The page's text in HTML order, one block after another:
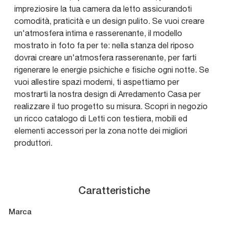
impreziosire la tua camera da letto assicurandoti
comodità, praticità e un design pulito. Se vuoi creare
un'atmosfera intima e rasserenante, il modello
mostrato in foto fa per te: nella stanza del riposo
dovrai creare un'atmosfera rasserenante, per farti
rigenerare le energie psichiche e fisiche ogni notte. Se
vuoi allestire spazi moderni, ti aspettiamo per
mostrarti la nostra design di Arredamento Casa per
realizzare il tuo progetto su misura. Scopri in negozio
un ricco catalogo di Letti con testiera, mobili ed
elementi accessori per la zona notte dei migliori
produttori.
Caratteristiche
Marca